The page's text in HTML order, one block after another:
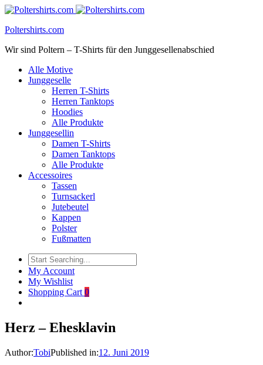
Poltershirts.com
Wir sind Poltern – T-Shirts für den Junggesellenabschied
Alle Motive
Junggeselle
Herren T-Shirts
Herren Tanktops
Hoodies
Alle Produkte
Junggesellin
Damen T-Shirts
Damen Tanktops
Alle Produkte
Accessoires
Tassen
Turnsackerl
Jutebeutel
Kappen
Polster
Fußmatten
My Account
My Wishlist
Shopping Cart 0
Herz – Ehesklavin
Author:TobiPublished in:12. Juni 2019